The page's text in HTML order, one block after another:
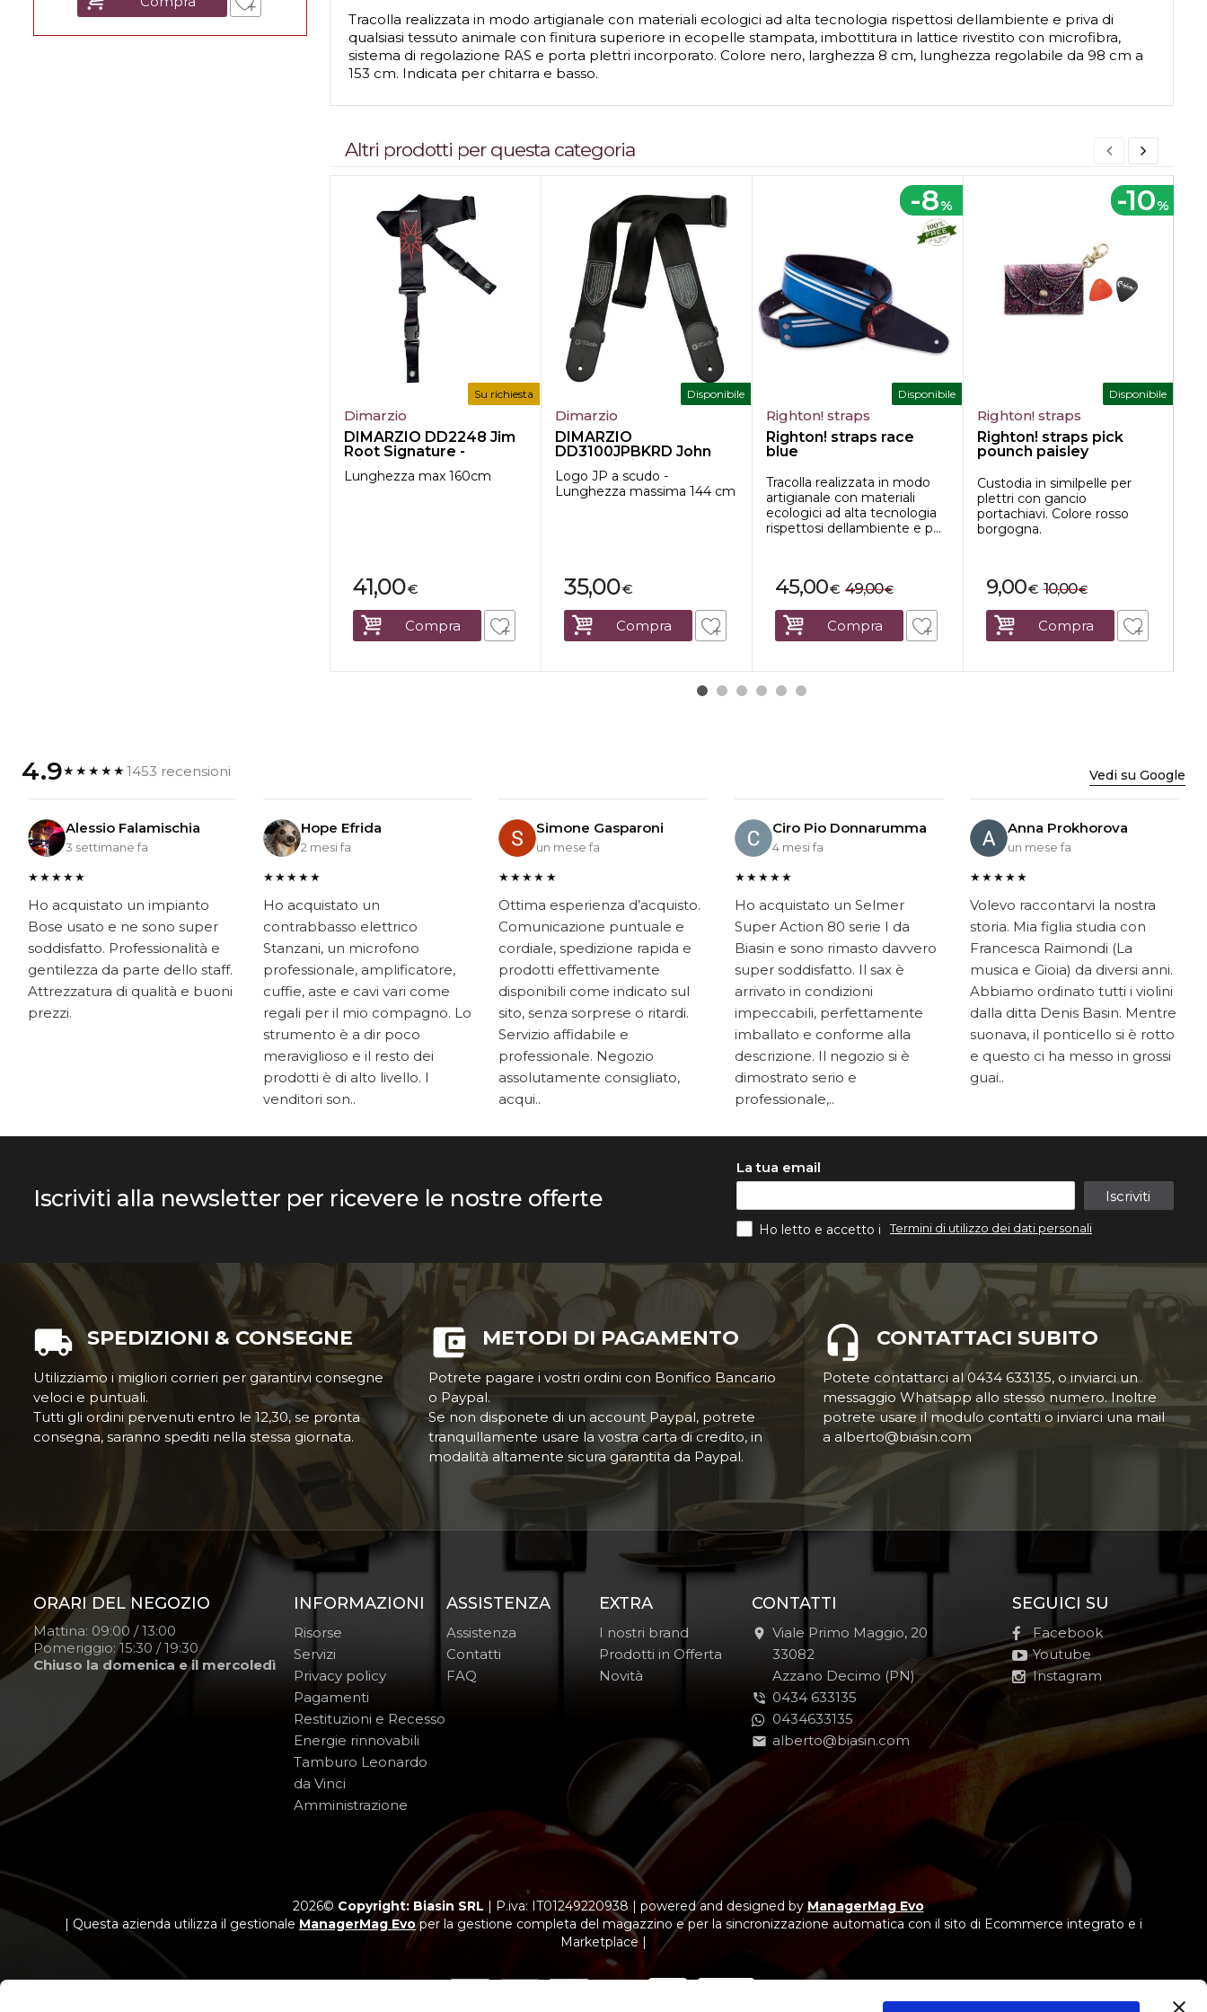
Tracolla realizzata in modo artigianale con materiali ecologici ad alta tecnologia rispettosi dellambiente e priva di
qualsiasi tessuto animale con finitura superiore in ecopelle stampata, imbottitura in lattice rivestito con microfibra,
sistema di regolazione RAS e porta plettri incorporato. Colore nero, larghezza 8 cm, lunghezza regolabile da 98 cm a
153 cm. Indicata per chitarra e basso.
Altri prodotti per questa categoria
Su richiesta
Dimarzio
DIMARZIO DD2248 Jim
Root Signature -
ClipLock - ne...
Lunghezza max 160cm
€
41,00
Compra
Disponibile
Dimarzio
DIMARZIO
DD3100JPBKRD John
Petrucci Signature - Ny...
Logo JP a scudo -
Lunghezza massima 144 cm
€
35,00
Compra
-8%
Disponibile
Righton! straps
Righton! straps race
blue
Tracolla realizzata in modo
artigianale con materiali
ecologici ad alta tecnologia
rispettosi dellambiente e p...
€
45,00 €
49,00
Compra
-10%
Disponibile
Righton! straps
Righton! straps pick
pounch paisley
Custodia in similpelle per
plettri con gancio
portachiavi. Colore rosso
borgogna.
€
9,00 €
10,00
Compra
4.9★★★★★1453 recensioni Vedi su Google
Alessio Falamischia
3 settimane fa
★★★★★
Ho acquistato un impianto
Bose usato e ne sono super
soddisfatto. Professionalità e
gentilezza da parte dello staff.
Attrezzatura di qualità e buoni
prezzi.
Hope Efrida
2 mesi fa
★★★★★
Ho acquistato un
contrabbasso elettrico
Stanzani, un microfono
professionale, amplificatore,
cuffie, aste e cavi vari come
regali per il mio compagno. Lo
strumento è a dir poco
meraviglioso e il resto dei
prodotti è di alto livello. I
venditori son..
Simone Gasparoni
un mese fa
★★★★★
Ottima esperienza d’acquisto.
Comunicazione puntuale e
cordiale, spedizione rapida e
prodotti effettivamente
disponibili come indicato sul
sito, senza sorprese o ritardi.
Servizio affidabile e
professionale. Negozio
assolutamente consigliato,
acqui..
Ciro Pio Donnarumma
4 mesi fa
★★★★★
Ho acquistato un Selmer
Super Action 80 serie I da
Biasin e sono rimasto davvero
super soddisfatto. Il sax è
arrivato in condizioni
impeccabili, perfettamente
imballato e conforme alla
descrizione. Il negozio si è
dimostrato serio e
professionale,..
Anna Prokhorova
un mese fa
★★★★★
Volevo raccontarvi la nostra
storia. Mia figlia studia con
Francesca Raimondi (La
musica e Gioia) da diversi anni.
Abbiamo ordinato tutti i violini
dalla ditta Denis Basin. Mentre
suonava, il ponticello si è rotto
e questo ci ha messo in grossi
guai..
Iscriviti alla newsletter per ricevere le nostre offerte
La tua email
Iscriviti
Ho letto e accetto i Termini di utilizzo dei dati personali
SPEDIZIONI & CONSEGNE
Utilizziamo i migliori corrieri per garantirvi consegne
veloci e puntuali.
Tutti gli ordini pervenuti entro le 12,30, se pronta
consegna, saranno spediti nella stessa giornata.
METODI DI PAGAMENTO
Potrete pagare i vostri ordini con Bonifico Bancario
o Paypal.
Se non disponete di un account Paypal, potrete
tranquillamente usare la vostra carta di credito, in
modalità altamente sicura garantita da Paypal.
CONTATTACI SUBITO
Potete contattarci al 0434 633135, o inviarci un
messaggio Whatsapp allo stesso numero. Inoltre
potrete usare il modulo contatti o inviarci una mail
a alberto@biasin.com
ORARI DEL NEGOZIO
Mattina: 09:00 / 13:00
Pomeriggio: 15:30 / 19:30
Chiuso la domenica e il mercoledì
INFORMAZIONI
Risorse
Servizi
Privacy policy
Pagamenti
Restituzioni e Recesso
Energie rinnovabili
Tamburo Leonardo
da Vinci
Amministrazione
ASSISTENZA
Assistenza
Contatti
FAQ
EXTRA
I nostri brand
Prodotti in Offerta
Novità
CONTATTI
Viale Primo Maggio, 20
-
33082
-
Azzano Decimo (PN)
0434 633135
0434633135
alberto@biasin.com
SEGUICI SU
Facebook
Youtube
Instagram
2026© Copyright: Biasin SRL | P.iva: IT01249220938 | powered and designed by ManagerMag Evo
| Questa azienda utilizza il gestionale ManagerMag Evoper la gestione completa del magazzino e per la sincronizzazione automatica con il sito di Ecommerce integrato e i
Marketplace |